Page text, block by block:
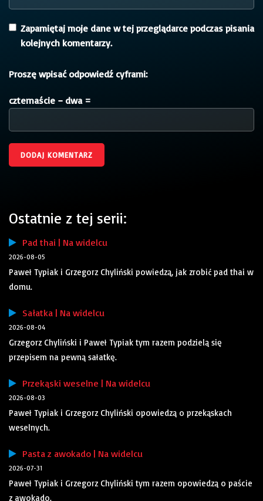
Zapamiętaj moje dane w tej przeglądarce podczas pisania
kolejnych komentarzy.
Proszę wpisać odpowiedź cyframi:
czternaście − dwa =
Ostatnie z tej serii:
Pad thai | Na widelcu
2026-08-05
Paweł Typiak i Grzegorz Chyliński powiedzą, jak zrobić pad thai w
domu.
Sałatka | Na widelcu
2026-08-04
Grzegorz Chyliński i Paweł Typiak tym razem podzielą się
przepisem na pewną sałatkę.
Przekąski weselne | Na widelcu
2026-08-03
Paweł Typiak i Grzegorz Chyliński opowiedzą o przekąskach
weselnych.
Pasta z awokado | Na widelcu
2026-07-31
Paweł Typiak i Grzegorz Chyliński tym razem opowiedzą o paście
z awokado.